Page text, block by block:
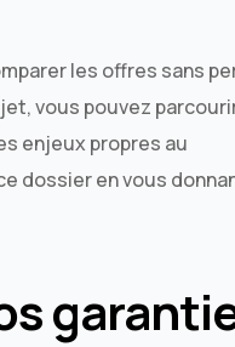
les offres sans
vous pouvez
enjeux propres au
dossier en vous